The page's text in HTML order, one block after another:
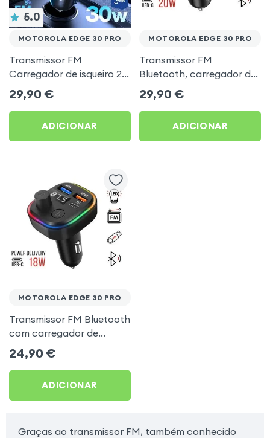
5.0
MOTOROLA EDGE 30 PRO
Transmissor FM
Carregador de isqueiro 2x
USB MicroSD 3mk Preto
para Motorola Edge 30
Pro
29,90 €
ADICIONAR
MOTOROLA EDGE 30 PRO
Transmissor FM
Bluetooth, carregador de
automóvel USB / USB-C,
C4 - Preto para Motorola
Edge 30 Pro
29,90 €
ADICIONAR
MOTOROLA EDGE 30 PRO
Transmissor FM Bluetooth
com carregador de
isqueiro USB / USB-C, C2 -
Preto para Motorola Edge
30 Pro
24,90 €
ADICIONAR
Graças ao transmissor FM, também conhecido